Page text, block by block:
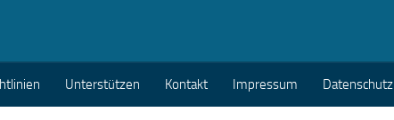
Unterstützen Kontakt Impressum Datenschutz